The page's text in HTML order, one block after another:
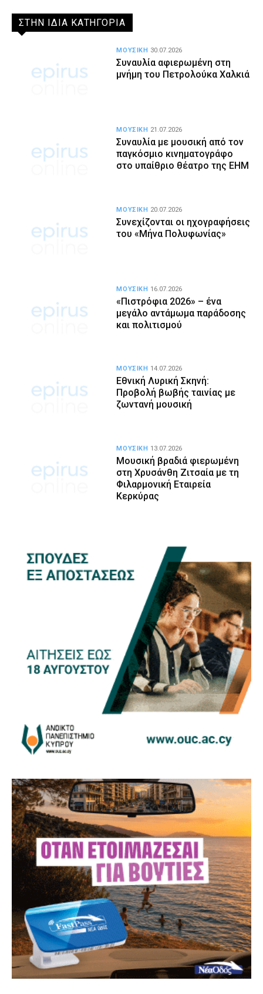
ΣΤΗΝ ΙΔΙΑ ΚΑΤΗΓΟΡΙΑ
Συναυλία αφιερωμένη στη
μνήμη του Πετρολούκα Χαλκιά
ΜΟΥΣΙΚΗ 30.07.2026
Συναυλία με μουσική από τον
παγκόσμιο κινηματογράφο
στο υπαίθριο θέατρο της ΕΗΜ
ΜΟΥΣΙΚΗ 21.07.2026
Συνεχίζονται οι ηχογραφήσεις
του «Μήνα Πολυφωνίας»
ΜΟΥΣΙΚΗ 20.07.2026
«Πιστρόφια 2026» – ένα
μεγάλο αντάμωμα παράδοσης
και πολιτισμού
ΜΟΥΣΙΚΗ 16.07.2026
Εθνική Λυρική Σκηνή:
Προβολή βωβής ταινίας με
ζωντανή μουσική
ΜΟΥΣΙΚΗ 14.07.2026
Μουσική βραδιά φιερωμένη
στη Χρυσάνθη Ζιτσαία με τη
Φιλαρμονική Εταιρεία
Κερκύρας
ΜΟΥΣΙΚΗ 13.07.2026